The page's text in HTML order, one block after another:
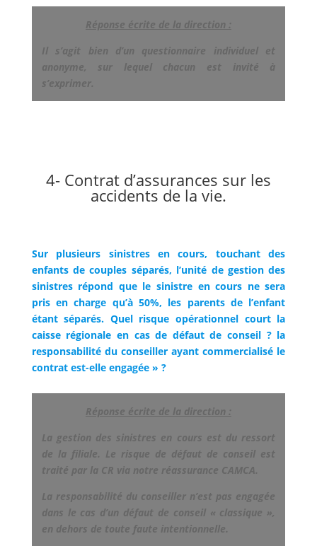
Réponse écrite de la direction :
Il s’agit bien d’un questionnaire individuel et
anonyme, sur lequel chacun est invité à
s’exprimer.
4- Contrat d’assurances sur les
accidents de la vie.
Sur plusieurs sinistres en cours, touchant des
enfants de couples séparés, l’unité de gestion des
sinistres répond que le sinistre en cours ne sera
pris en charge qu’à 50%, les parents de l’enfant
étant séparés. Quel risque opérationnel court la
caisse régionale en cas de défaut de conseil ? la
responsabilité du conseiller ayant commercialisé le
contrat est-elle engagée » ?
Réponse écrite de la direction :
La gestion des sinistres en cours est du ressort
de la filiale. Le risque de défaut de conseil est
traité par la CR via notre réassurance CAMCA.
La responsabilité du conseiller n’est pas engagée
dans le cas d’un défaut de conseil « classique »,
en dehors de toute faute intentionnelle.